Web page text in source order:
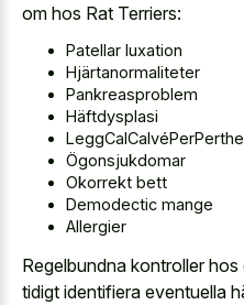
om hos Rat Terriers:
Patellar luxation
Hjärtanormaliteter
Pankreasproblem
Häftdysplasi
Ögonsjukdomar
Okorrekt bett
Demodectic mange
Allergier
Regelbundna kontroller
tidigt identifiera eventuella